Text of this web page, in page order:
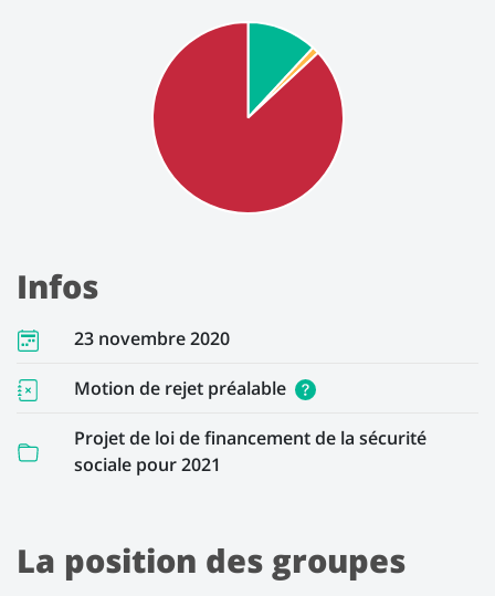
Infos
23 novembre 2020
Motion de rejet préalable
Projet de loi de financement de la sécurité
sociale pour 2021
La position des groupes